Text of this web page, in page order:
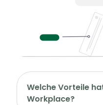
Welche Vorteile
Workplace?